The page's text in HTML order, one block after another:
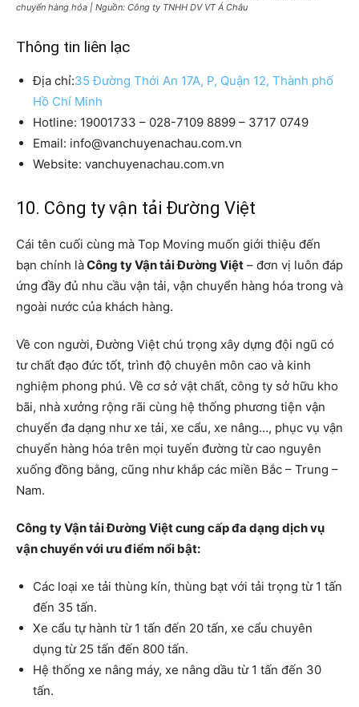
chuyển hàng hóa | Nguồn: Công ty TNHH DV VT Á Châu
Thông tin liên lạc
Địa chỉ:35 Đường Thới An 17A, P, Quận 12, Thành phố
Hồ Chí Minh
Hotline: 19001733 – 028-7109 8899 – 3717 0749
Email: info@vanchuyenachau.com.vn
Website: vanchuyenachau.com.vn
10. Công ty vận tải Đường Việt
Cái tên cuối cùng mà Top Moving muốn giới thiệu đến
bạn chính làCông ty Vận tải Đường Việt – đơn vị luôn đáp
ứng đầy đủ nhu cầu vận tải, vận chuyển hàng hóa trong và
ngoài nước của khách hàng.
Về con người, Đường Việt chú trọng xây dựng đội ngũ có
tư chất đạo đức tốt, trình độ chuyên môn cao và kinh
nghiệm phong phú. Về cơ sở vật chất, công ty sở hữu kho
bãi, nhà xưởng rộng rãi cùng hệ thống phương tiện vận
chuyển đa dạng như xe tải, xe cẩu, xe nâng…, phục vụ vận
chuyển hàng hóa trên mọi tuyến đường từ cao nguyên
xuống đồng bằng, cũng như khắp các miền Bắc – Trung –
Nam.
Công ty Vận tải Đường Việt cung cấp đa dạng dịch vụ
vận chuyển với ưu điểm nổi bật:
Các loại xe tải thùng kín, thùng bạt với tải trọng từ 1 tấn
đến 35 tấn.
Xe cẩu tự hành từ 1 tấn đến 20 tấn, xe cẩu chuyên
dụng từ 25 tấn đến 800 tấn.
Hệ thống xe nâng máy, xe nâng dầu từ 1 tấn đến 30
tấn.